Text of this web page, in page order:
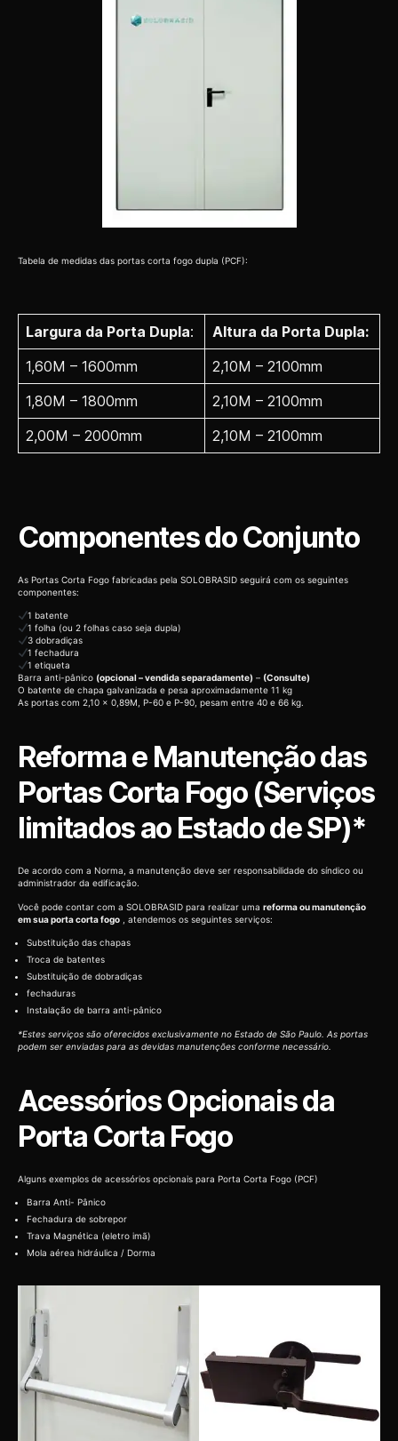
Tabela de medidas das portas corta fogo dupla (PCF):
Largura da Porta Dupla:
Altura da Porta Dupla:
1,60M – 1600mm
2,10M – 2100mm
1,80M – 1800mm
2,10M – 2100mm
2,00M – 2000mm
2,10M – 2100mm
Componentes do Conjunto
As Portas Corta Fogo fabricadas pela SOLOBRASID seguirá com os seguintes
componentes:
1 batente
1 folha (ou 2 folhas caso seja dupla)
3 dobradiças
1 fechadura
1 etiqueta
Barra anti-pânico (opcional – vendida separadamente) – (Consulte)
O batente de chapa galvanizada e pesa aproximadamente 11 kg
As portas com 2,10 x 0,89M, P-60 e P-90, pesam entre 40 e 66 kg.
Reforma e Manutenção das
Portas Corta Fogo (Serviços
limitados ao Estado de SP)*
De acordo com a Norma, a manutenção deve ser responsabilidade do síndico ou
administrador da edificação.
Você pode contar com a SOLOBRASID para realizar uma reforma ou manutenção
em sua porta corta fogo , atendemos os seguintes serviços:
Substituição das chapas
Troca de batentes
Substituição de dobradiças
fechaduras
Instalação de barra anti-pânico
*Estes serviços são oferecidos exclusivamente no Estado de São Paulo. As portas
podem ser enviadas para as devidas manutenções conforme necessário.
Acessórios Opcionais da
Porta Corta Fogo
Alguns exemplos de acessórios opcionais para Porta Corta Fogo (PCF)
Barra Anti- Pânico
Fechadura de sobrepor
Trava Magnética (eletro imã)
Mola aérea hidráulica / Dorma